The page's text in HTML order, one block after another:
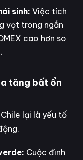
sinh: Việc tích
vọt trong ngắn
cao hơn so
tăng bất ổn
lại là yếu tố
Cuộc đình